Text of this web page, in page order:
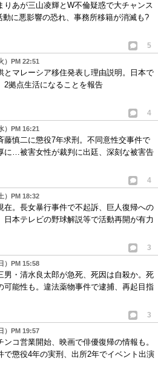
りあが三山凌輝とW不倫疑惑で大チャンス
動に悪影響の恐れ、事務所移籍が消滅も?
5
）PM 22:51
とマレーシア移住発表し理由説明。日本で
2拠点生活になることを報告
4
）PM 16:21
藤慎二に懲役7年求刑。不同意性交事件で
に…被害女性が裁判に出廷、深刻な被害告
4
）PM 18:32
在。長女暴行事件で不起訴、巨人復帰への
日本テレビの野球解説等で活動再開が有力
3
）PM 15:58
男・清水良太郎が急死、死因は自殺か。死
可能性も。違法薬物事件で逮捕、再起目指
3
）PM 19:57
ンコ営業開始、映画で俳優復帰の情報も。
で懲役4年の実刑、出所2年でイベント出演